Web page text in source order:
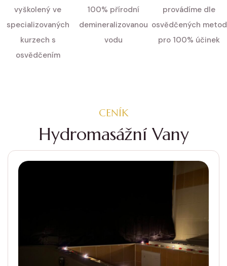
vyškolený ve
specializovaných
kurzech s
osvědčením
100% přírodní
demineralizovanou
vodu
provádíme dle
osvědčených metod
pro 100% účinek
CENÍK
Hydromasážní Vany